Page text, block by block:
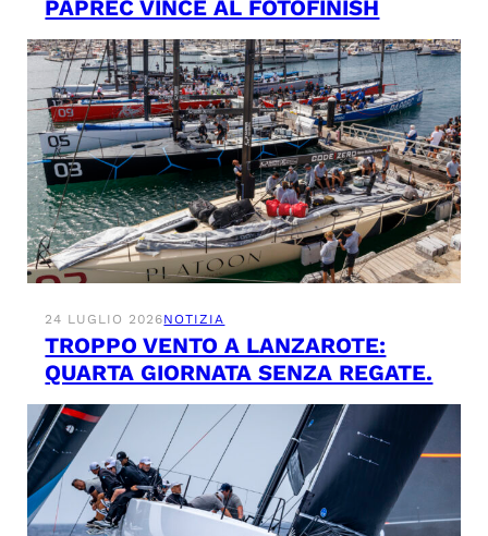
PAPREC VINCE AL FOTOFINISH
24 LUGLIO 2026NOTIZIA
TROPPO VENTO A LANZAROTE:
QUARTA GIORNATA SENZA REGATE.